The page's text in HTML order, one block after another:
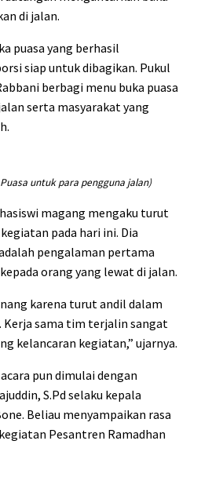
di jalan.
puasa yang berhasil
siap untuk dibagikan. Pukul
berbagi menu buka puasa
serta masyarakat yang
untuk para pengguna jalan)
magang mengaku turut
pada hari ini. Dia
pengalaman pertama
orang yang lewat di jalan.
karena turut andil dalam
Kerja sama tim terjalin sangat
kelancaran kegiatan,” ujarnya.
pun dimulai dengan
S.Pd selaku kepala
Beliau menyampaikan rasa
Pesantren Ramadhan